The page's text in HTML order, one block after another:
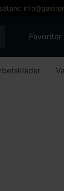
När
Favoriter
Favoriter